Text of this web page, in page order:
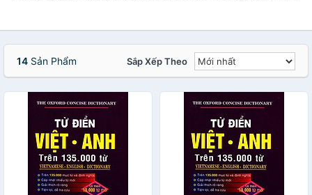
14 Sản Phẩm Sắp Xếp Theo